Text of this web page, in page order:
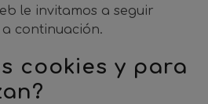
le invitamos a seguir
continuación.
cookies y para